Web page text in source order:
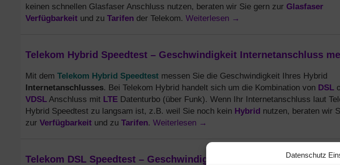
Datenschutz
keinen schnellen Glasfaser Anschluss nutzen, beraten wir Sie gern zur Glasfaser
Verfügbarkeit und zu Tarifen der Telekom. Weiterlesen →
Telekom Hybrid Speedtest – Geschwindigkeit Internetanschluss
Mit dem Telekom Hybrid Speedtest messen Sie die Geschwindigkeit Ihres Hybrid
Internetanschlusses. Bei Telekom Hybrid handelt sich um die Kombination von DSL
VDSL Anschluss mit LTE Datenturbo (über Funk). Wenn Ihr Internetanschluss laut
Hybrid Speedtest zu langsam ist, z.B. weil Sie noch kein Hybrid nutzen, beraten wir
zur Verfügbarkeit und zu Tarifen. Weiterlesen →
Telekom DSL Speedtest – Geschwindigkeit DSL Anschluss hier